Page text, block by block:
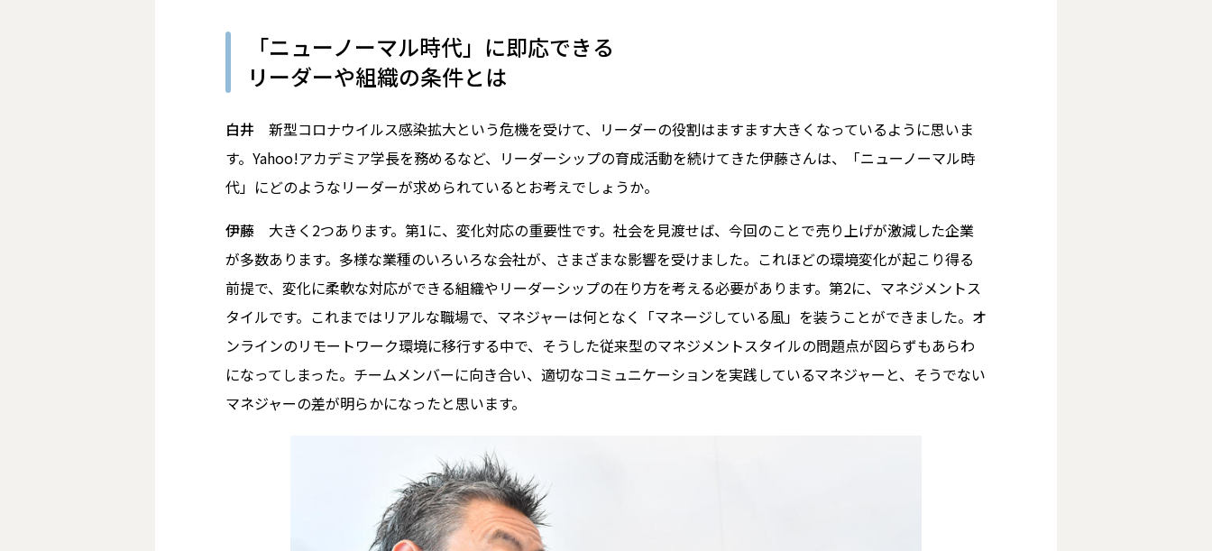
「ニューノーマル時代」に即応できる
リーダーや組織の条件とは
白井 新型コロナウイルス感染拡大という危機を受けて、リーダーの役割はますます大きくなっているように思いま
す。Yahoo!アカデミア学長を務めるなど、リーダーシップの育成活動を続けてきた伊藤さんは、「ニューノーマル時
代」にどのようなリーダーが求められているとお考えでしょうか。
伊藤 大きく2つあります。第1に、変化対応の重要性です。社会を見渡せば、今回のことで売り上げが激減した企業
が多数あります。多様な業種のいろいろな会社が、さまざまな影響を受けました。これほどの環境変化が起こり得る
前提で、変化に柔軟な対応ができる組織やリーダーシップの在り方を考える必要があります。第2に、マネジメントス
タイルです。これまではリアルな職場で、マネジャーは何となく「マネージしている風」を装うことができました。オ
ンラインのリモートワーク環境に移行する中で、そうした従来型のマネジメントスタイルの問題点が図らずもあらわ
になってしまった。チームメンバーに向き合い、適切なコミュニケーションを実践しているマネジャーと、そうでない
マネジャーの差が明らかになったと思います。